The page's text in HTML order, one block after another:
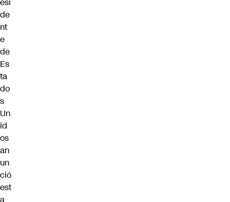
esi
de
nt
e
de
Es
ta
do
s
Un
id
os
an
un
ció
est